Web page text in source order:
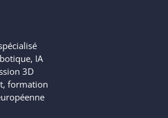
IA
3D
formation